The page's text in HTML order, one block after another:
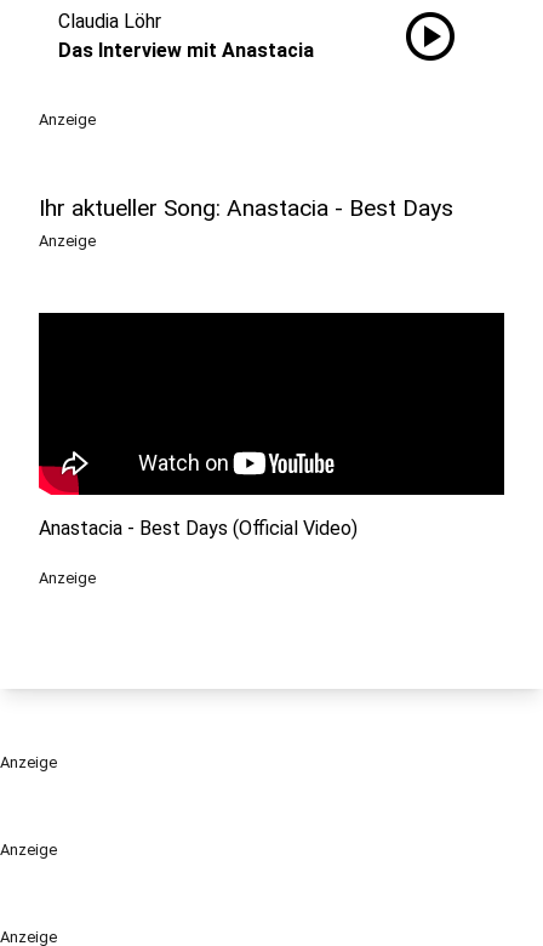
Anzeige
Anzeige
Claudia Löhr
Das Interview mit Anastacia
play_circle
Anzeige
Ihr aktueller Song: Anastacia - Best Days
Anzeige
Anastacia - Best Days (Official Video)
Anzeige
Anzeige